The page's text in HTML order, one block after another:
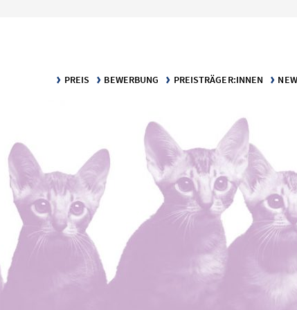
PREIS
KATEGORIE INFOGRAFIK
BEWERBUNG
PREISTRÄGER:INNEN